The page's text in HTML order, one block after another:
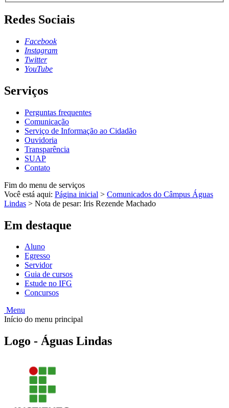
Redes Sociais
Facebook
Instagram
Twitter
YouTube
Serviços
Perguntas frequentes
Comunicação
Serviço de Informação ao Cidadão
Ouvidoria
Transparência
SUAP
Contato
Fim do menu de serviços
Você está aqui: Página inicial > Comunicados do Câmpus Águas
Lindas > Nota de pesar: Iris Rezende Machado
Em destaque
Aluno
Egresso
Servidor
Guia de cursos
Estude no IFG
Concursos
Menu
Início do menu principal
Logo - Águas Lindas